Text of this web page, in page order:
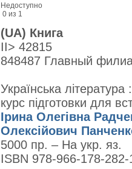
Недоступно
0 из 1
(UA) Книга
II> 42815
848487 Главный
Українська
курс підготовки для
Ірина Олегівна
Олексійович
5000 пр. – На укр. яз.
ISBN 978-966-178-282-